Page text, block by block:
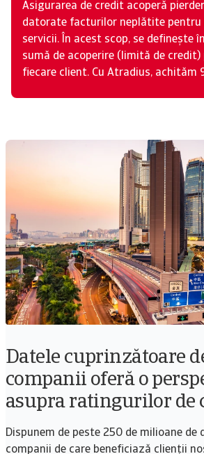
Asigurarea de credit acoperă
datorate facturilor neplătite pentru
servicii. În acest scop, se definește
sumă de acoperire (limită de credit)
fiecare client. Cu Atradius, achităm
Datele cuprinzătoare
companii oferă o
asupra ratingurilor de
Dispunem de peste 250 de milioane de
companii de care beneficiază clienții